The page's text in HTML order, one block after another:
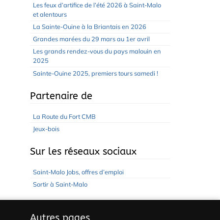
Les feux d’artifice de l’été 2026 à Saint-Malo
et alentours
La Sainte-Ouine à la Briantais en 2026
Grandes marées du 29 mars au 1er avril
Les grands rendez-vous du pays malouin en
2025
Sainte-Ouine 2025, premiers tours samedi !
Partenaire de
La Route du Fort CMB
Jeux-bois
Sur les réseaux sociaux
Saint-Malo Jobs, offres d’emploi
Sortir à Saint-Malo
Autres pages